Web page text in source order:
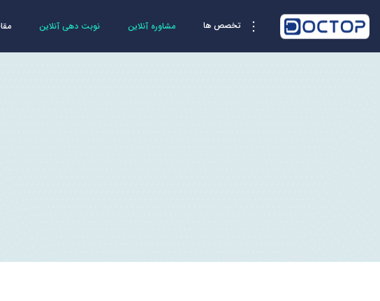
تخصص ها مشاوره آنلاین نوبت دهی آنلاین